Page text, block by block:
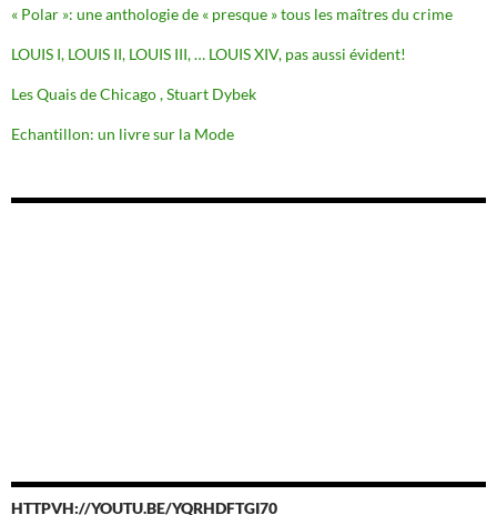
« Polar »: une anthologie de « presque » tous les maîtres du crime
LOUIS I, LOUIS II, LOUIS III, … LOUIS XIV, pas aussi évident!
Les Quais de Chicago , Stuart Dybek
Echantillon: un livre sur la Mode
HTTPVH://YOUTU.BE/YQRHDFTGI70